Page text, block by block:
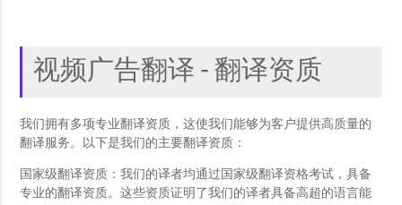
视频广告翻译 - 翻译资质
我们拥有多项专业翻译资质，这使我们能够为客户提供高质量的
翻译服务。以下是我们的主要翻译资质：
国家级翻译资质：我们的译者均通过国家级翻译资格考试，具备
专业的翻译资质。这些资质证明了我们的译者具备高超的语言能